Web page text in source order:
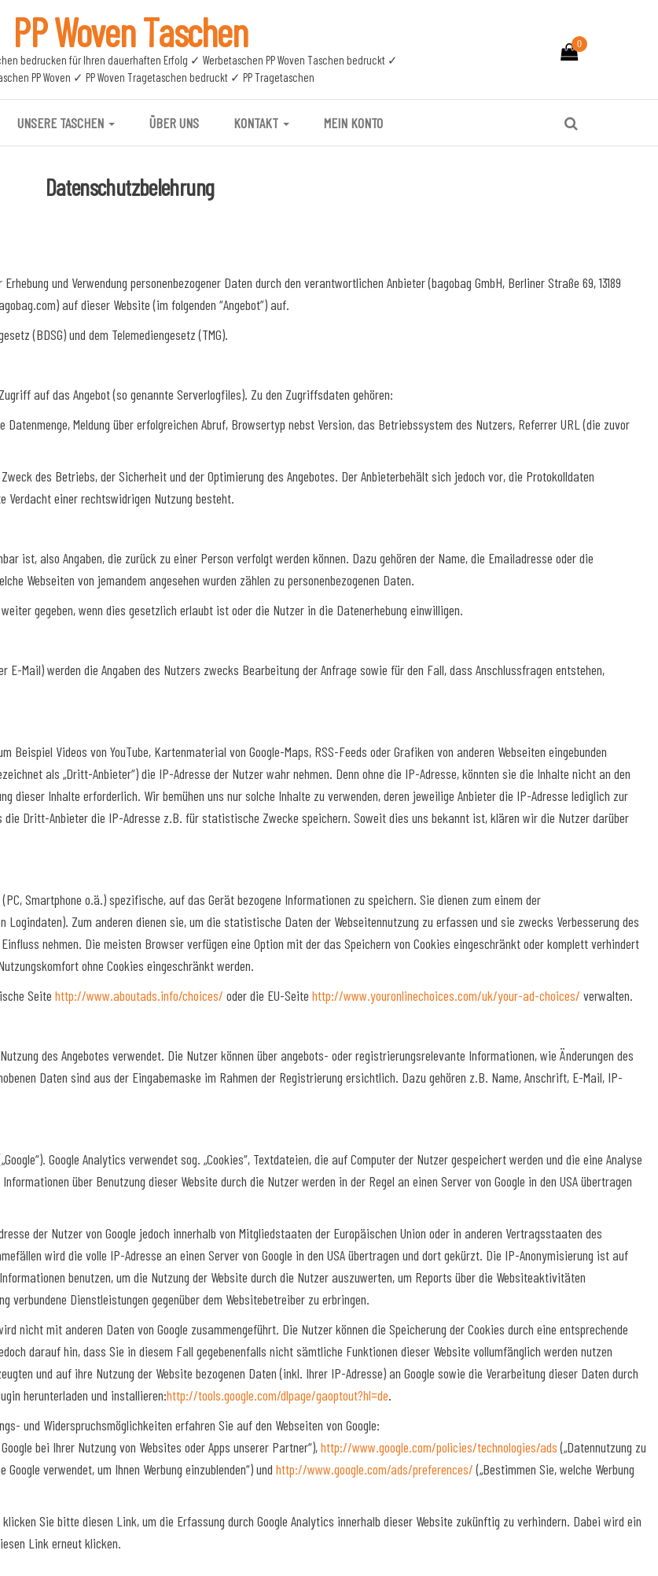
PP Woven Taschen
bedrucken für Ihren dauerhaften Erfolg ✓ Werbetaschen PP Woven Taschen bedruckt ✓
PP Woven ✓ PP Woven Tragetaschen bedruckt ✓ PP Tragetaschen
0
UNSERE TASCHEN ÜBER UNS KONTAKT MEIN KONTO
Datenschutzbelehrung
und Verwendung personenbezogener Daten durch den verantwortlichen Anbieter (bagobag GmbH, Berliner Straße 69, 13189
auf dieser Website (im folgenden “Angebot”) auf.
(BDSG) und dem Telemediengesetz (TMG).
auf das Angebot (so genannte Serverlogfiles). Zu den Zugriffsdaten gehören:
Meldung über erfolgreichen Abruf, Browsertyp nebst Version, das Betriebssystem des Nutzers, Referrer URL (die zuvor
des Betriebs, der Sicherheit und der Optimierung des Angebotes. Der Anbieterbehält sich jedoch vor, die Protokolldaten
Verdacht einer rechtswidrigen Nutzung besteht.
ist, also Angaben, die zurück zu einer Person verfolgt werden können. Dazu gehören der Name, die Emailadresse oder die
Webseiten von jemandem angesehen wurden zählen zu personenbezogenen Daten.
gegeben, wenn dies gesetzlich erlaubt ist oder die Nutzer in die Datenerhebung einwilligen.
Mail) werden die Angaben des Nutzers zwecks Bearbeitung der Anfrage sowie für den Fall, dass Anschlussfragen entstehen,
Videos von YouTube, Kartenmaterial von Google-Maps, RSS-Feeds oder Grafiken von anderen Webseiten eingebunden
als „Dritt-Anbieter“) die IP-Adresse der Nutzer wahr nehmen. Denn ohne die IP-Adresse, könnten sie die Inhalte nicht an den
Inhalte erforderlich. Wir bemühen uns nur solche Inhalte zu verwenden, deren jeweilige Anbieter die IP-Adresse lediglich zur
Dritt-Anbieter die IP-Adresse z.B. für statistische Zwecke speichern. Soweit dies uns bekannt ist, klären wir die Nutzer darüber
Smartphone o.ä.) spezifische, auf das Gerät bezogene Informationen zu speichern. Sie dienen zum einem der
Zum anderen dienen sie, um die statistische Daten der Webseitennutzung zu erfassen und sie zwecks Verbesserung des
nehmen. Die meisten Browser verfügen eine Option mit der das Speichern von Cookies eingeschränkt oder komplett verhindert
ohne Cookies eingeschränkt werden.
Seite http://www.aboutads.info/choices/ oder die EU-Seite http://www.youronlinechoices.com/uk/your-ad-choices/ verwalten.
des Angebotes verwendet. Die Nutzer können über angebots- oder registrierungsrelevante Informationen, wie Änderungen des
Daten sind aus der Eingabemaske im Rahmen der Registrierung ersichtlich. Dazu gehören z.B. Name, Anschrift, E-Mail, IP-
Google Analytics verwendet sog. „Cookies“, Textdateien, die auf Computer der Nutzer gespeichert werden und die eine Analyse
über Benutzung dieser Website durch die Nutzer werden in der Regel an einen Server von Google in den USA übertragen
der Nutzer von Google jedoch innerhalb von Mitgliedstaaten der Europäischen Union oder in anderen Vertragsstaaten des
wird die volle IP-Adresse an einen Server von Google in den USA übertragen und dort gekürzt. Die IP-Anonymisierung ist auf
benutzen, um die Nutzung der Website durch die Nutzer auszuwerten, um Reports über die Websiteaktivitäten
Dienstleistungen gegenüber dem Websitebetreiber zu erbringen.
nicht mit anderen Daten von Google zusammengeführt. Die Nutzer können die Speicherung der Cookies durch eine entsprechende
darauf hin, dass Sie in diesem Fall gegebenenfalls nicht sämtliche Funktionen dieser Website vollumfänglich werden nutzen
und auf ihre Nutzung der Website bezogenen Daten (inkl. Ihrer IP-Adresse) an Google sowie die Verarbeitung dieser Daten durch
herunterladen und installieren:http://tools.google.com/dlpage/gaoptout?hl=de.
und Widerspruchsmöglichkeiten erfahren Sie auf den Webseiten von Google:
bei Ihrer Nutzung von Websites oder Apps unserer Partner“),http://www.google.com/policies/technologies/ads(„Datennutzung zu
verwendet, um Ihnen Werbung einzublenden“) und http://www.google.com/ads/preferences/(„Bestimmen Sie, welche Werbung
klicken Sie bitte diesen Link, um die Erfassung durch Google Analytics innerhalb dieser Website zukünftig zu verhindern. Dabei wird ein
Link erneut klicken.